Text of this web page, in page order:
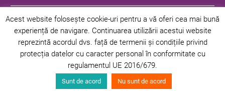
© 2024 Facultatea de Istorie - Universitatea din Bucuresti | Toate
drepturile rezervate |Politica de confidentialitate|Politica privind
cookie-urile
Departamente Programe Studenți
Cercetare
Știri Contact
Acest website folosește cookie-uri pentru a vă oferi cea mai bună
experiență de navigare. Continuarea utilizării acestui website
reprezintă acordul dvs. față de termenii și condițiile privind
protecția datelor cu caracter personal în conformitate cu
regulamentul UE 2016/679.
Sunt de acord Nu sunt de acord